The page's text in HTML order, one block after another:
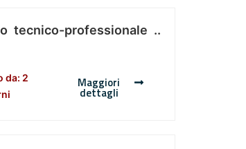
tecnico-professionale ..
da: 2
Maggiori
dettagli